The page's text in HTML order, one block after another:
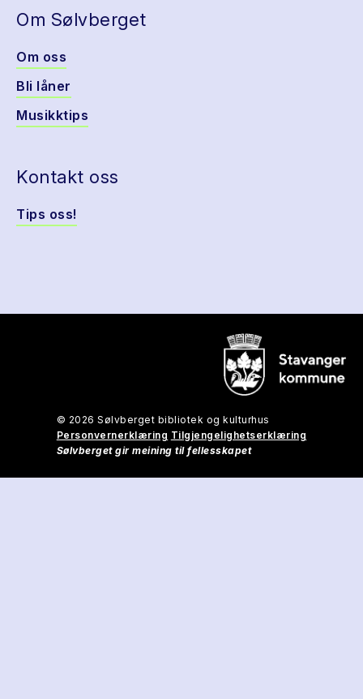
Om Sølvberget
Om oss
Bli låner
Musikktips
Kontakt oss
Tips oss!
© 2026 Sølvberget bibliotek og kulturhus
Personvernerklæring Tilgjengelighetserklæring
Sølvberget gir meining til fellesskapet